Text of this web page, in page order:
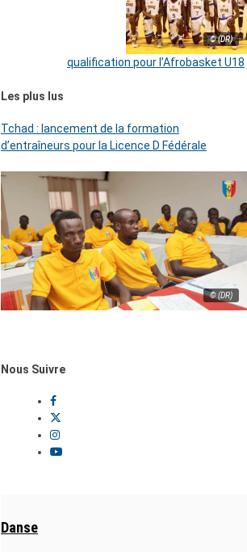
© (DR)
qualification pour l’Afrobasket U18
Les plus lus
Tchad : lancement de la formation
d’entraîneurs pour la Licence D Fédérale
© (DR)
Nous Suivre
Danse